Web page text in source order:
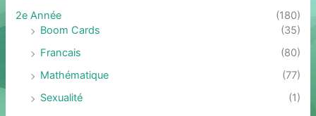
2e Année
(180)
Boom Cards
(35)
Francais
(80)
Mathématique
(77)
Sexualité
(1)